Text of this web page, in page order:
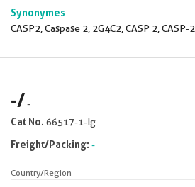
Synonymes
CASP2, Caspase 2, 2G4C2, CASP 2, CASP-2
-/-
Cat No. 66517-1-Ig
Freight/Packing: -
Country/Region